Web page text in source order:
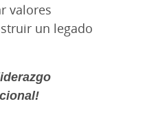
valores
un legado